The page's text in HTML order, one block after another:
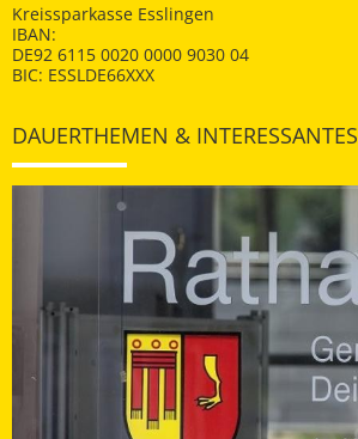
Kreissparkasse Esslingen
IBAN:
DE92 6115 0020 0000 9030 04
BIC: ESSLDE66XXX
DAUERTHEMEN & INTERESSANTES